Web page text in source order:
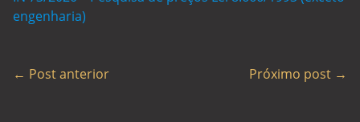
engenharia)
← Post anterior Próximo post →